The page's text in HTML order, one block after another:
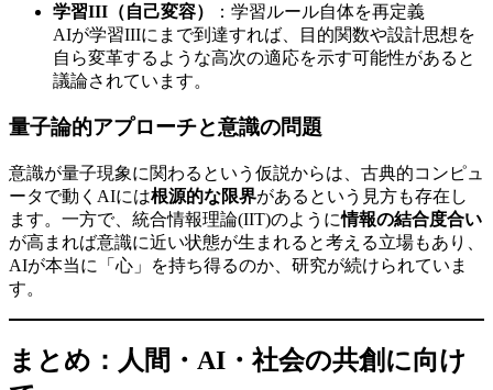
学習III（自己変容）
：学習ルール自体を再定義
AIが学習IIIにまで到達すれば、目的関数や設計思想を
自ら変革するような高次の適応を示す可能性があると
議論されています。
量子論的アプローチと意識の問題
意識が量子現象に関わるという仮説からは、古典的コンピュ
ータで動くAIには根源的な限界があるという見方も存在し
ます。一方で、統合情報理論(IIT)のように情報の結合度合い
が高まれば意識に近い状態が生まれると考える立場もあり、
AIが本当に「心」を持ち得るのか、研究が続けられていま
す。
まとめ：人間・AI・社会の共創に向け